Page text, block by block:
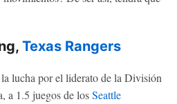
Texas Rangers
la lucha por el liderato de la División
a 1.5 juegos de losSeattle